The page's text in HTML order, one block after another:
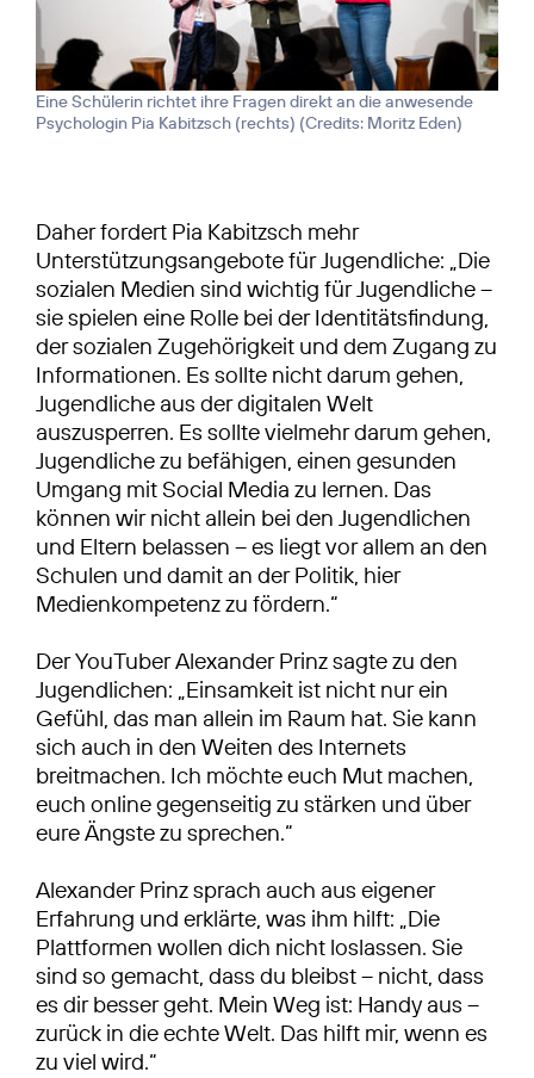
Eine Schülerin richtet ihre Fragen direkt an die anwesende
Psychologin Pia Kabitzsch (rechts) (Credits: Moritz Eden)
Daher fordert Pia Kabitzsch mehr
Unterstützungsangebote für Jugendliche: „Die
sozialen Medien sind wichtig für Jugendliche –
sie spielen eine Rolle bei der Identitätsfindung,
der sozialen Zugehörigkeit und dem Zugang zu
Informationen. Es sollte nicht darum gehen,
Jugendliche aus der digitalen Welt
auszusperren. Es sollte vielmehr darum gehen,
Jugendliche zu befähigen, einen gesunden
Umgang mit Social Media zu lernen. Das
können wir nicht allein bei den Jugendlichen
und Eltern belassen – es liegt vor allem an den
Schulen und damit an der Politik, hier
Medienkompetenz zu fördern.“
Der YouTuber Alexander Prinz sagte zu den
Jugendlichen: „Einsamkeit ist nicht nur ein
Gefühl, das man allein im Raum hat. Sie kann
sich auch in den Weiten des Internets
breitmachen. Ich möchte euch Mut machen,
euch online gegenseitig zu stärken und über
eure Ängste zu sprechen.“
Alexander Prinz sprach auch aus eigener
Erfahrung und erklärte, was ihm hilft: „Die
Plattformen wollen dich nicht loslassen. Sie
sind so gemacht, dass du bleibst – nicht, dass
es dir besser geht. Mein Weg ist: Handy aus –
zurück in die echte Welt. Das hilft mir, wenn es
zu viel wird.“